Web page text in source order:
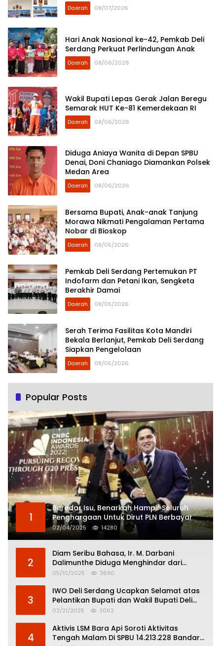
Daerah 08/07/2026
Hari Anak Nasional ke-42, Pemkab Deli
Serdang Perkuat Perlindungan Anak
Daerah 08/06/2026
Wakil Bupati Lepas Gerak Jalan Beregu
Semarak HUT Ke-81 Kemerdekaan RI
Daerah 08/06/2026
Diduga Aniaya Wanita di Depan SPBU
Denai, Doni Chaniago Diamankan Polsek
Medan Area
Daerah 08/06/2026
Bersama Bupati, Anak-anak Tanjung
Morawa Nikmati Pengalaman Pertama
Nobar di Bioskop
Daerah 08/05/2026
Pemkab Deli Serdang Pertemukan PT
Indofarm dan Petani Ikan, Sengketa
Berakhir Damai
Daerah 08/05/2026
Serah Terima Fasilitas Kota Mandiri
Bekala Berlanjut, Pemkab Deli Serdang
Siapkan Pengelolaan
Daerah 08/05/2026
Popular Posts
1
Beredar Isu, Benarkah Hampir Seluruh
Penghargaan Untuk Dirut PLN Berbayar
02/04/2025 14280
2
Diam Seribu Bahasa, Ir. M. Darbani
Dalimunthe Diduga Menghindar dari
Pertanggungjawaban Politik
05/10/2025 3690
3
IWO Deli Serdang Ucapkan Selamat atas
Pelantikan Bupati dan Wakil Bupati Deli
Serdang
02/21/2025 3062
4
Aktivis LSM Bara Api Soroti Aktivitas
Tengah Malam Di SPBU 14.213.228 Bandar